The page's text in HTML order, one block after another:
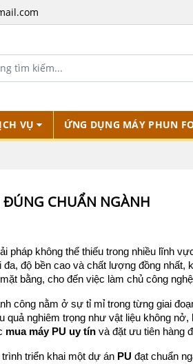
VỤ ỨNG DỤNG MÁY PHUN
ĐÚNG CHUẨN NGÀNH
pháp không thể thiếu trong nhiều lĩnh
độ bền cao và chất lượng đồng nhất,
bằng, cho đến việc làm chủ công
công nằm ở sự tỉ mỉ trong từng giai
quả nghiêm trọng như vật liệu không
mua máy PU uy tín và đặt ưu tiên hàng
triển khai một dự án PU đạt chuẩn